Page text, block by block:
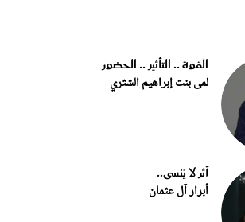
القوة .. التأثير .. الحضور
لمى بنت إبراهيم الشثري
أثر لا يُنسى..
أبرار آل عثمان